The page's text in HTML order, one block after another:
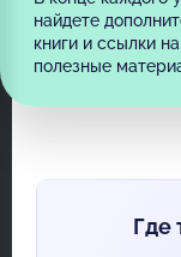
найдете
книги и ссылки
полезные
Где